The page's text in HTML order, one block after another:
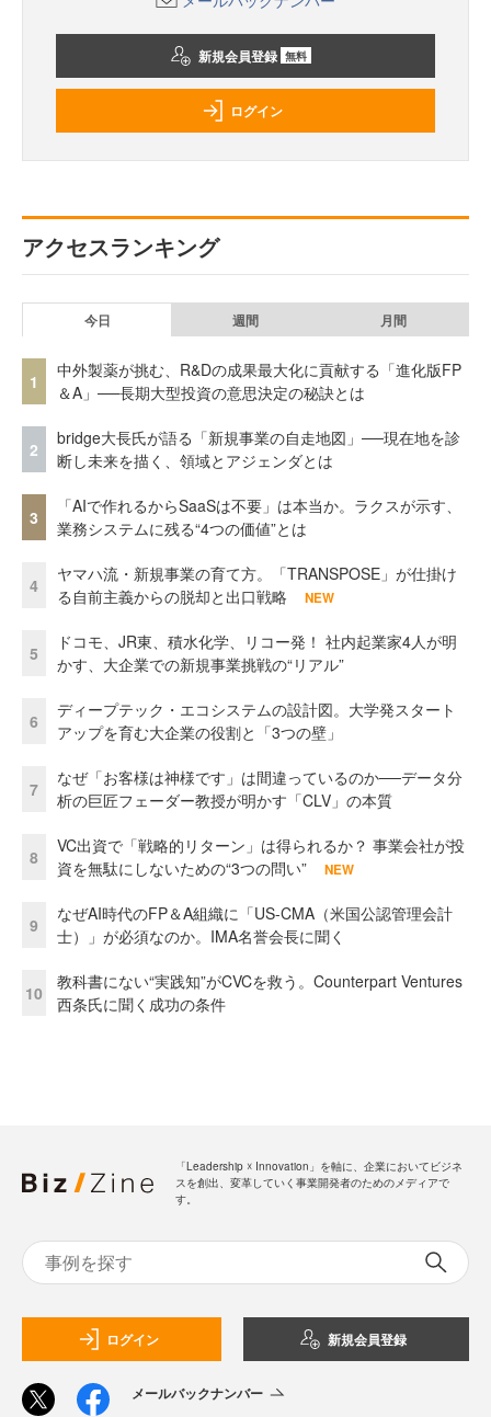
新規会員登録 無料
ログイン
アクセスランキング
今日 週間 月間
1
中外製薬が挑む、R&Dの成果最大化に貢献する「進化版FP
＆A」──長期大型投資の意思決定の秘訣とは
2
bridge大長氏が語る「新規事業の自走地図」──現在地を診
断し未来を描く、領域とアジェンダとは
3
「AIで作れるからSaaSは不要」は本当か。ラクスが示す、
業務システムに残る“4つの価値”とは
4
ヤマハ流・新規事業の育て方。「TRANSPOSE」が仕掛け
る自前主義からの脱却と出口戦略
NEW
5
ドコモ、JR東、積水化学、リコー発！ 社内起業家4人が明
かす、大企業での新規事業挑戦の“リアル”
6
ディープテック・エコシステムの設計図。大学発スタート
アップを育む大企業の役割と「3つの壁」
7
なぜ「お客様は神様です」は間違っているのか──データ分
析の巨匠フェーダー教授が明かす「CLV」の本質
8
VC出資で「戦略的リターン」は得られるか？ 事業会社が投
資を無駄にしないための“3つの問い”
NEW
9
なぜAI時代のFP＆A組織に「US-CMA（米国公認管理会計
士）」が必須なのか。IMA名誉会長に聞く
10
教科書にない“実践知”がCVCを救う。Counterpart Ventures
西条氏に聞く成功の条件
「Leadership ☓ Innovation」を軸に、企業においてビジネ
スを創出、変革していく事業開発者のためのメディアで
す。
ログイン 新規会員登録
メールバックナンバー